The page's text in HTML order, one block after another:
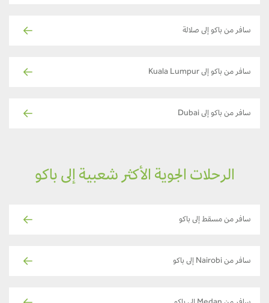
سافر من باكو إلى صلالة
سافر من باكو إلى Kuala Lumpur
سافر من باكو إلى Dubai
الرحلات الجوية الأكثر شعبية إلى باكو
سافر من مسقط إلى باكو
سافر من Nairobi إلى باكو